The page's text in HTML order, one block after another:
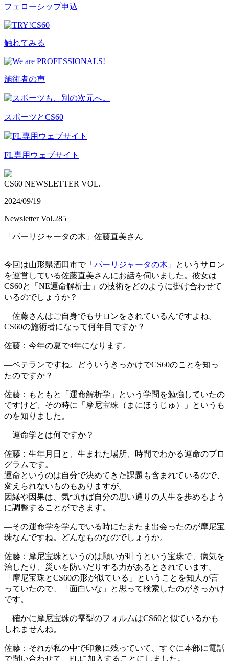
フェローシップ申込
触れてみる
施術者の声
スポーツとCS60
FL専用ウェブサイト
CS60 NEWSLETTER VOL.
2024/09/19
Newsletter Vol.285
「パーリジャータの木」佐藤直美さん
今回は山形県酒田市で「 パーリジャータの木 」というサロン
を運営している佐藤直美さんにお話を伺いました。彼女は
CS60と「NE運命解析士」の技術をどのように掛け合わせて
いるのでしょうか？
―佐藤さんはご自身でもサロンをされているんですよね。
CS60の施術者になって何年目ですか？
佐藤：今年の夏で4年になります。
―ベテランですね。どういうきっかけでCS60のことを知っ
たのですか？
佐藤：もともと「運命解析学」という学問を勉強していたの
ですけど、その時に「摩尼宝珠（まにほうじゅ）」というも
のを知りました。
―運命学とは何ですか？
佐藤：生年月日と、生まれた場所、時間でわかる運命のプロ
グラムです。
運命というのは自分で決めてきた課題も含まれているので、
変えられないものもありますが。
因縁や因果は、気づけば自分の思い通りの人生を歩めるよう
に調整することができます。
―その運命学を学んでいる時にたまたま出会ったのが摩尼宝
珠なんですね。どんなものなのでしょうか。
佐藤：摩尼宝珠というのは願いが叶うという宝珠で、病気を
治したり、災いを防いだりする力があるとされています。
「摩尼宝珠とCS60の形が似ている」ということを知人が言
っていたので、「面白いな」と思って検索したのがきっかけ
です。
―確かに摩尼宝珠の雫型のフォルムはCS60と似ているかも
しれませんね。
佐藤：それが私の中で印象に残っていて、すぐに本部に電話
で問い合わせて、FLに加入することにしました。